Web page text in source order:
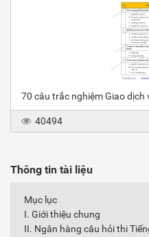
70 câu trắc nghiệm Giao dịch
40494
Thông tin tài liệu
Mục lục
I. Giới thiệu chung
II. Ngân hàng câu hỏi thi